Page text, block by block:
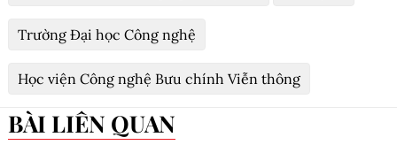
Trường Đại học Công nghệ
Học viện Công nghệ Bưu chính Viễn thông
BÀI LIÊN QUAN